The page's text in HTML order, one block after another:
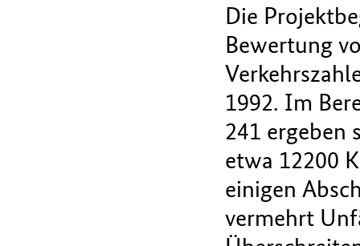
Die
Bewertung
1992. Im
241 ergeben
etwa 12200
einigen
vermehrt